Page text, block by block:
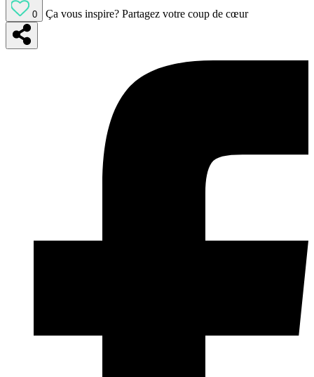
0 Ça vous inspire? Partagez votre coup de cœur